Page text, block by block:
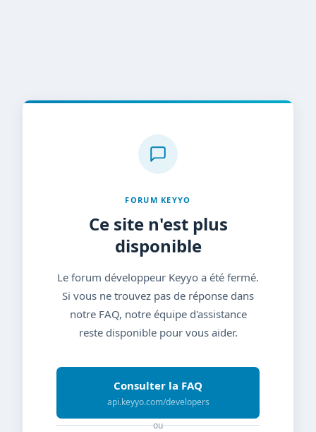
FORUM KEYYO
Ce site n'est plus
disponible
Le forum développeur Keyyo a été fermé.
Si vous ne trouvez pas de réponse dans
notre FAQ, notre équipe d'assistance
reste disponible pour vous aider.
Consulter la FAQ
api.keyyo.com/developers
ou